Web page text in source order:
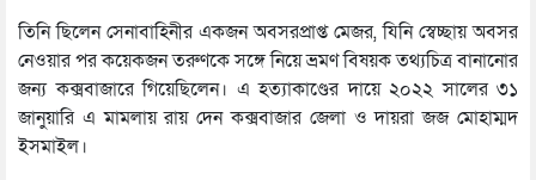
তিনি ছিলেন সেনাবাহিনীর একজন অবসরপ্রাপ্ত মেজর, যিনি স্বেচ্ছায় অবসর
নেওয়ার পর কয়েকজন তরুণকে সঙ্গে নিয়ে ভ্রমণ বিষয়ক তথ্যচিত্র বানানোর
জন্য কক্সবাজারে গিয়েছিলেন। এ হত্যাকাণ্ডের দায়ে ২০২২ সালের ৩১
জানুয়ারি এ মামলায় রায় দেন কক্সবাজার জেলা ও দায়রা জজ মোহাম্মদ
ইসমাইল।